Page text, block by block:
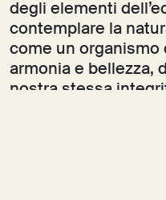
degli elementi
contemplare la
come un organismo
armonia e bellezza,
nostra stessa